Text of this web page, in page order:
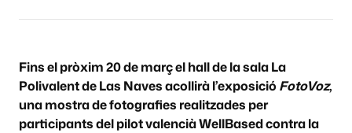
Fins el pròxim 20 de març el hall de la sala La
Polivalent de Las Naves acollirà l’exposicióFotoVoz,
una mostra de fotografies realitzades per
participants del pilot valencià WellBased contra la